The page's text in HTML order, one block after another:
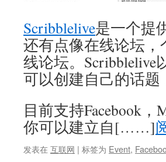
Scribblelive是一个提
还有点像在线论坛
线论坛。
可以创建自己的话
目前支持Facebook
你可以建立自[……]
发表在 互联网 | 标签为 Event,